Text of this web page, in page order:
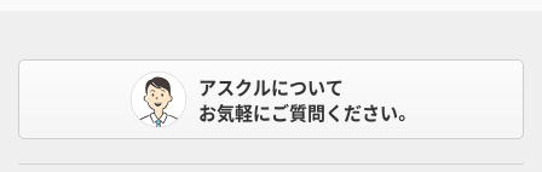
アスクルについて
お気軽にご質問ください。